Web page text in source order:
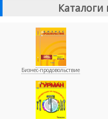
Бизнес-продовольствие